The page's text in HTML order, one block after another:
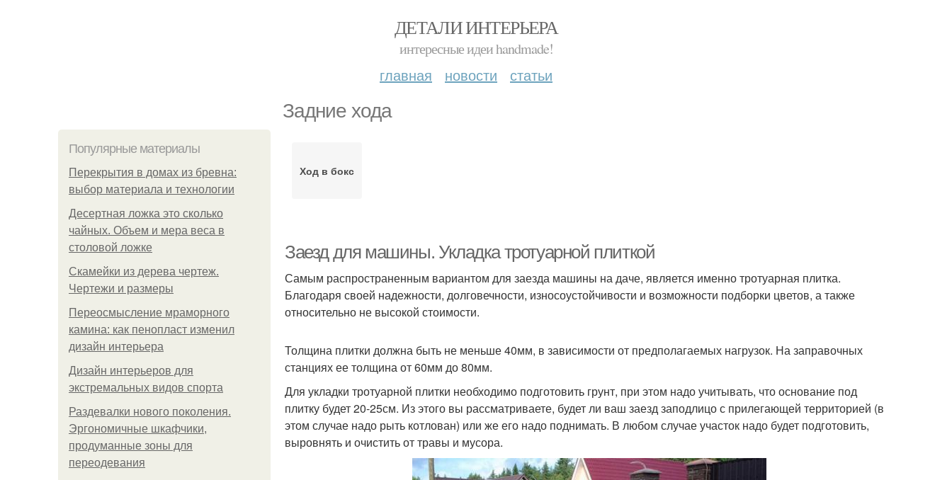
ДЕТАЛИ ИНТЕРЬЕРА
интересные идеи handmade!
главная новости статьи
Задние хода
Популярные материалы
Перекрытия в домах из бревна:
выбор материала и технологии
Десертная ложка это сколько
чайных. Объем и мера веса в
столовой ложке
Скамейки из дерева чертеж.
Чертежи и размеры
Переосмысление мраморного
камина: как пенопласт изменил
дизайн интерьера
Дизайн интерьеров для
экстремальных видов спорта
Раздевалки нового поколения.
Эргономичные шкафчики,
продуманные зоны для
переодевания
Ход в бокс
Заезд для машины. Укладка тротуарной плиткой
Самым распространенным вариантом для заезда машины на даче, является именно тротуарная плитка.
Благодаря своей надежности, долговечности, износоустойчивости и возможности подборки цветов, а также
относительно не высокой стоимости.
Толщина плитки должна быть не меньше 40мм, в зависимости от предполагаемых нагрузок. На заправочных
станциях ее толщина от 60мм до 80мм.
Для укладки тротуарной плитки необходимо подготовить грунт, при этом надо учитывать, что основание под
плитку будет 20-25см. Из этого вы рассматриваете, будет ли ваш заезд заподлицо с прилегающей территорией (в
этом случае надо рыть котлован) или же его надо поднимать. В любом случае участок надо будет подготовить,
выровнять и очистить от травы и мусора.